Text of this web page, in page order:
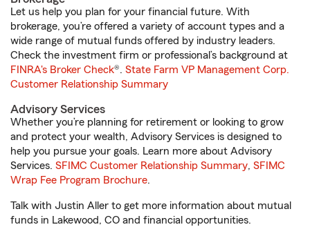
Let us help you plan for your financial future. With
brokerage, you’re offered a variety of account types and a
wide range of mutual funds offered by industry leaders.
Check the investment firm or professional’s background at
FINRA's Broker Check®. State Farm VP Management Corp.
Customer Relationship Summary
Advisory Services
Whether you’re planning for retirement or looking to grow
and protect your wealth, Advisory Services is designed to
help you pursue your goals. Learn more about Advisory
Services. SFIMC Customer Relationship Summary, SFIMC
Wrap Fee Program Brochure.
Talk with Justin Aller to get more information about mutual
funds in Lakewood, CO and financial opportunities.